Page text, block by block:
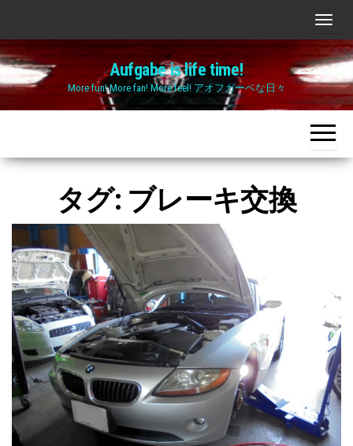
the
content
ナ
ビ
ゲ
ー
シ
ョ
ン
Aufgabe is life time!
More fun! More fan! More feel! アオフガーベな日々
タグ: ブレーキ交換